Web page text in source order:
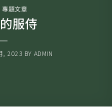
專題文章
服侍
, 2023 BY ADMIN